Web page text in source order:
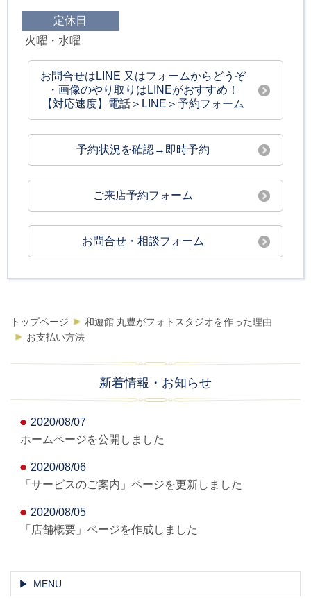
定休日
火曜・水曜
お問合せはLINE 又はフォームからどうぞ
・画像のやり取りはLINEがおすすめ！
【対応速度】電話＞LINE＞予約フォーム
予約状況を確認→即時予約
ご来店予約フォーム
お問合せ・相談フォーム
トップページ
和遊館 丸豊がフォトスタジオを作った理由
お支払い方法
新着情報・お知らせ
2020/08/07
ホームページを公開しました
2020/08/06
「サービスのご案内」ページを更新しました
2020/08/05
「店舗概要」ページを作成しました
MENU